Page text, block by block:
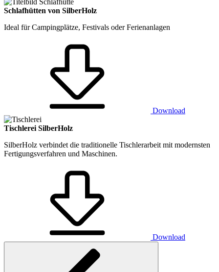
Schlafhütten von SilberHolz
Ideal für Campingplätze, Festivals oder Ferienanlagen
Download
Tischlerei SilberHolz
SilberHolz verbindet die traditionelle Tischlerarbeit mit modernsten
Fertigungsverfahren und Maschinen.
Download